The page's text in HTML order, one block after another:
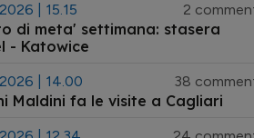
| 15.15 2
di meta' settimana: stasera
- Katowice
| 14.00 38
Maldini fa le visite a Cagliari